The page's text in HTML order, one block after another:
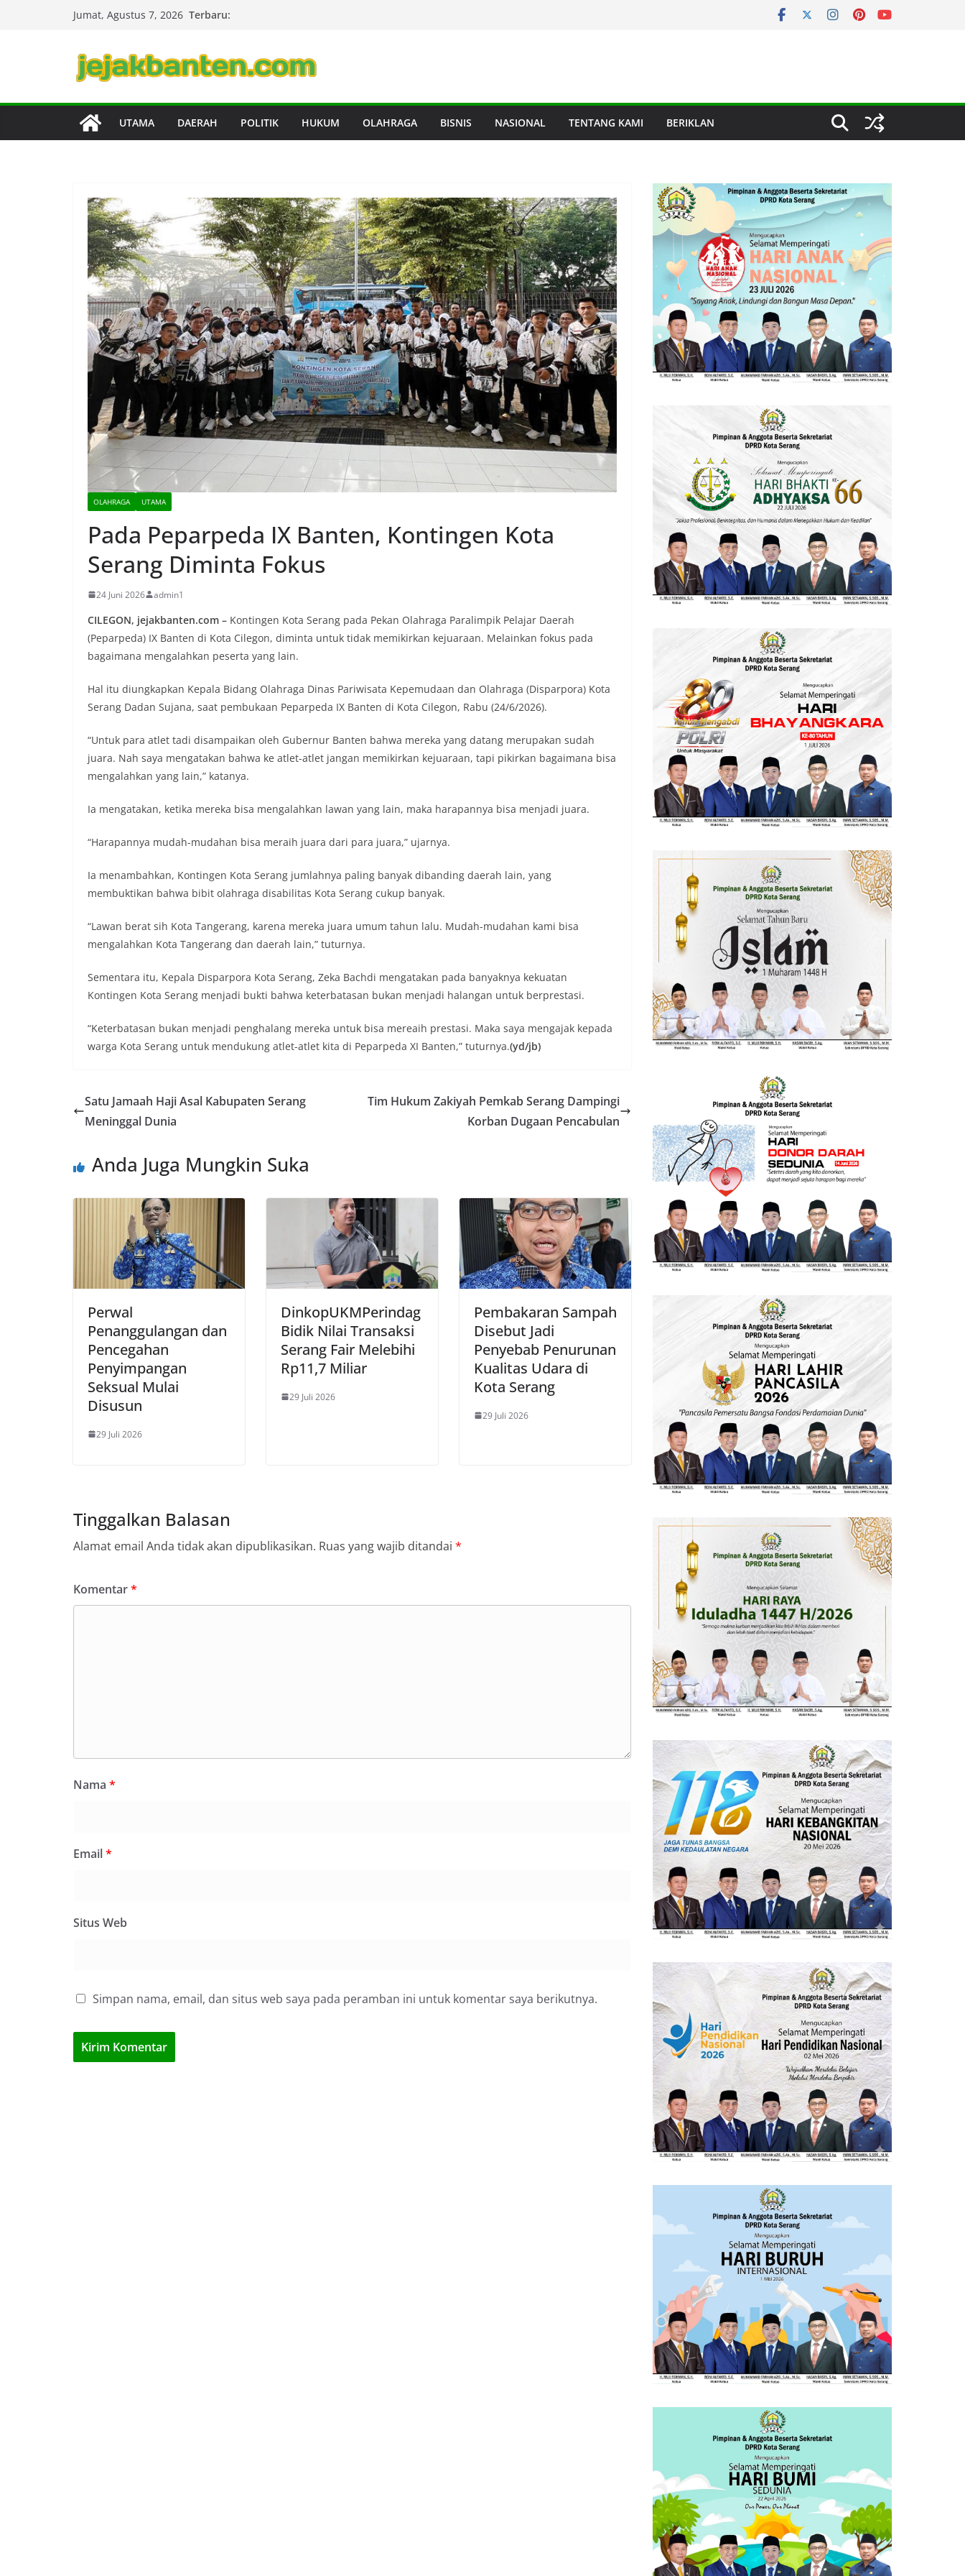
Jumat, Agustus 7, 2026 Terbaru:
UTAMA DAERAH POLITIK HUKUM OLAHRAGA BISNIS NASIONAL TENTANG KAMI BERIKLAN
OLAHRAGA UTAMA
Pada Peparpeda IX Banten, Kontingen Kota
Serang Diminta Fokus
24 Juni 2026 admin1
CILEGON, jejakbanten.com – Kontingen Kota Serang pada Pekan Olahraga Paralimpik Pelajar Daerah
(Peparpeda) IX Banten di Kota Cilegon, diminta untuk tidak memikirkan kejuaraan. Melainkan fokus pada
bagaimana mengalahkan peserta yang lain.
Hal itu diungkapkan Kepala Bidang Olahraga Dinas Pariwisata Kepemudaan dan Olahraga (Disparpora) Kota
Serang Dadan Sujana, saat pembukaan Peparpeda IX Banten di Kota Cilegon, Rabu (24/6/2026).
“Untuk para atlet tadi disampaikan oleh Gubernur Banten bahwa mereka yang datang merupakan sudah
juara. Nah saya mengatakan bahwa ke atlet-atlet jangan memikirkan kejuaraan, tapi pikirkan bagaimana bisa
mengalahkan yang lain,” katanya.
Ia mengatakan, ketika mereka bisa mengalahkan lawan yang lain, maka harapannya bisa menjadi juara.
“Harapannya mudah-mudahan bisa meraih juara dari para juara,” ujarnya.
Ia menambahkan, Kontingen Kota Serang jumlahnya paling banyak dibanding daerah lain, yang
membuktikan bahwa bibit olahraga disabilitas Kota Serang cukup banyak.
“Lawan berat sih Kota Tangerang, karena mereka juara umum tahun lalu. Mudah-mudahan kami bisa
mengalahkan Kota Tangerang dan daerah lain,” tuturnya.
Sementara itu, Kepala Disparpora Kota Serang, Zeka Bachdi mengatakan pada banyaknya kekuatan
Kontingen Kota Serang menjadi bukti bahwa keterbatasan bukan menjadi halangan untuk berprestasi.
“Keterbatasan bukan menjadi penghalang mereka untuk bisa mereaih prestasi. Maka saya mengajak kepada
warga Kota Serang untuk mendukung atlet-atlet kita di Peparpeda XI Banten,” tuturnya.(yd/jb)
Satu Jamaah Haji Asal Kabupaten Serang
Meninggal Dunia
Tim Hukum Zakiyah Pemkab Serang Dampingi
Korban Dugaan Pencabulan
Anda Juga Mungkin Suka
Perwal
Penanggulangan dan
Pencegahan
Penyimpangan
Seksual Mulai
Disusun
29 Juli 2026
DinkopUKMPerindag
Bidik Nilai Transaksi
Serang Fair Melebihi
Rp11,7 Miliar
29 Juli 2026
Pembakaran Sampah
Disebut Jadi
Penyebab Penurunan
Kualitas Udara di
Kota Serang
29 Juli 2026
Tinggalkan Balasan
Alamat email Anda tidak akan dipublikasikan. Ruas yang wajib ditandai *
Komentar*
Nama *
Email*
Situs Web
Simpan nama, email, dan situs web saya pada peramban ini untuk komentar saya berikutnya.